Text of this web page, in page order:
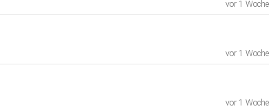
vor 1 Woche
vor 1 Woche
vor 1 Woche